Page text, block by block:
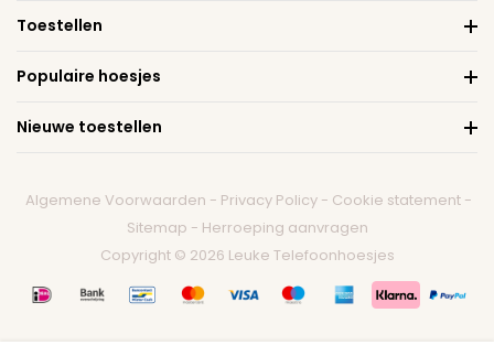
Toestellen
Populaire hoesjes
Nieuwe toestellen
Algemene Voorwaarden - Privacy Policy - Cookie statement -
Sitemap - Herroeping aanvragen
Copyright © 2026 Leuke Telefoonhoesjes